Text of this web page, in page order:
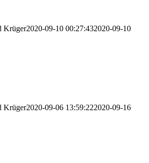
Krüger2020-09-10 00:27:432020-09-10
Krüger2020-09-06 13:59:222020-09-16